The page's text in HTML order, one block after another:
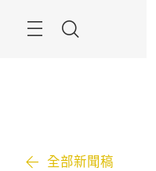
全部新聞稿